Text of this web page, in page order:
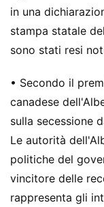
in una
stampa statale
sono stati resi
• Secondo il
canadese
sulla secessione
Le autorità
politiche del
vincitore delle
rappresenta gli